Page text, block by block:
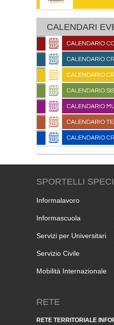
CALENDARI
SPORTELLI
Informalavoro
Informascuola
Servizi per Universitari
Servizio Civile
Mobilità Internazionale
RETE
RETE TERRITORIALE